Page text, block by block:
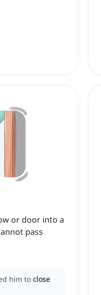
or door into a
pass
him to close